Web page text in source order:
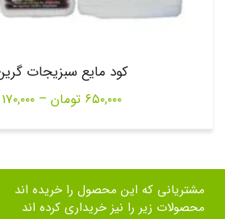
کود مایع سبزیجات
۶۵۰,۰۰۰ تومان – ۱۷۰,۰۰۰
مشتریانی که این محصول را خریده اند
محصولات زیر را نیز خریداری کرده اند